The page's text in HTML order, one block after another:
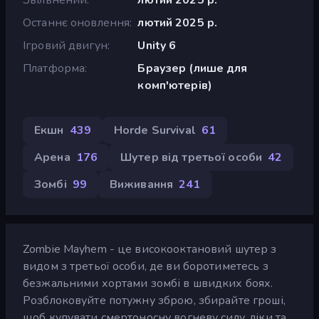
Останнє оновлення лютий 2025 р.
Ігровий двигун
Unity 6
Платформа
Браузер (лише для
комп'ютерів)
Екшн 439 Horde Survival 61
Арена 176 Шутер від третьої особи 42
Зомбі 99 Виживання 241
Zombie Mayhem - це високооктановий шутер з
видом з третьої особи, де ви боротиметесь з
безжальними хортами зомбі в швидких боях.
Розблоковуйте потужну зброю, збирайте гроші,